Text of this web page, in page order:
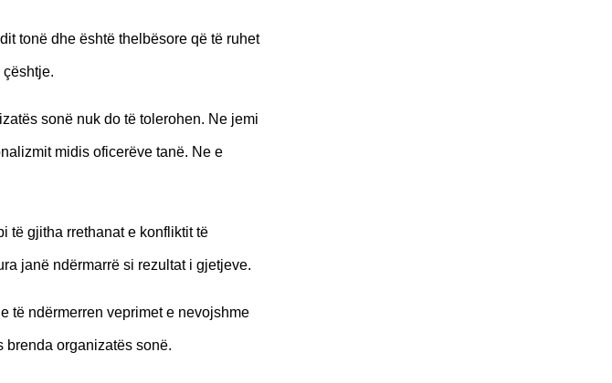
tonë dhe është thelbësore që të ruhet
sonë nuk do të tolerohen. Ne jemi
midis oficerëve tanë. Ne e
të gjitha rrethanat e konfliktit të
janë ndërmarrë si rezultat i gjetjeve.
të ndërmerren veprimet e nevojshme
brenda organizatës sonë.